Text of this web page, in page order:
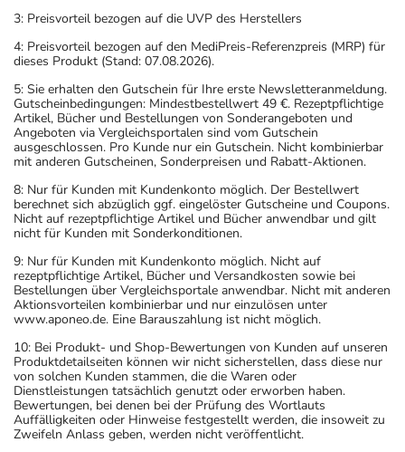
3: Preisvorteil bezogen auf die UVP des Herstellers
4: Preisvorteil bezogen auf den MediPreis-Referenzpreis (MRP) für
dieses Produkt (Stand: 07.08.2026).
5: Sie erhalten den Gutschein für Ihre erste Newsletteranmeldung.
Gutscheinbedingungen: Mindestbestellwert 49 €. Rezeptpflichtige
Artikel, Bücher und Bestellungen von Sonderangeboten und
Angeboten via Vergleichsportalen sind vom Gutschein
ausgeschlossen. Pro Kunde nur ein Gutschein. Nicht kombinierbar
mit anderen Gutscheinen, Sonderpreisen und Rabatt-Aktionen.
8: Nur für Kunden mit Kundenkonto möglich. Der Bestellwert
berechnet sich abzüglich ggf. eingelöster Gutscheine und Coupons.
Nicht auf rezeptpflichtige Artikel und Bücher anwendbar und gilt
nicht für Kunden mit Sonderkonditionen.
9: Nur für Kunden mit Kundenkonto möglich. Nicht auf
rezeptpflichtige Artikel, Bücher und Versandkosten sowie bei
Bestellungen über Vergleichsportale anwendbar. Nicht mit anderen
Aktionsvorteilen kombinierbar und nur einzulösen unter
www.aponeo.de. Eine Barauszahlung ist nicht möglich.
10: Bei Produkt- und Shop-Bewertungen von Kunden auf unseren
Produktdetailseiten können wir nicht sicherstellen, dass diese nur
von solchen Kunden stammen, die die Waren oder
Dienstleistungen tatsächlich genutzt oder erworben haben.
Bewertungen, bei denen bei der Prüfung des Wortlauts
Auffälligkeiten oder Hinweise festgestellt werden, die insoweit zu
Zweifeln Anlass geben, werden nicht veröffentlicht.